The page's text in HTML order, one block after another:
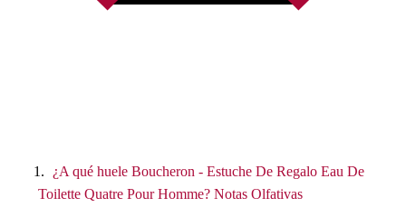
¿A qué huele Boucheron - Estuche De Regalo Eau De
Toilette Quatre Pour Homme? Notas Olfativas